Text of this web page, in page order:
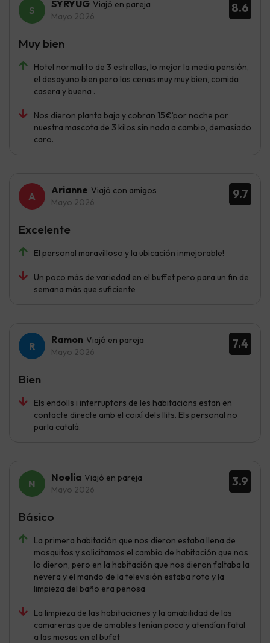
8.6
SYRYUG Viajó en pareja
Mayo 2026
Hotel normalito de 3 estrellas, lo mejor la media pensión,
el desayuno bien pero las cenas muy muy bien, comida
casera y buena .
Nos dieron planta baja y cobran 15€’por noche por
nuestra mascota de 3 kilos sin nada a cambio, demasiado
caro.
Muy bien
9.7
Arianne Viajó con amigos
Mayo 2026
El personal maravilloso y la ubicación inmejorable!
Un poco más de variedad en el buffet pero para un fin de
semana más que suficiente
Excelente
7.4
Ramon Viajó en pareja
Mayo 2026
Els endolls i interruptors de les habitacions estan en
contacte directe amb el coixí dels llits. Els personal no
parla català.
Bien
3.9
Noelia Viajó en pareja
Mayo 2026
La primera habitación que nos dieron estaba llena de
mosquitos y solicitamos el cambio de habitación que nos
lo dieron, pero en la habitación que nos dieron faltaba la
nevera y el mando de la televisión estaba roto y la
limpieza del baño era penosa
La limpieza de las habitaciones y la amabilidad de las
camareras que de amables tenían poco y atendían fatal
a las mesas en el bufet
Básico